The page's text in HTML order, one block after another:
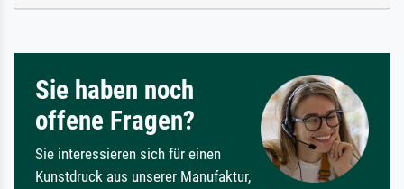
Sie haben noch
offene Fragen?
Sie interessieren sich für einen
Kunstdruck aus unserer Manufaktur,